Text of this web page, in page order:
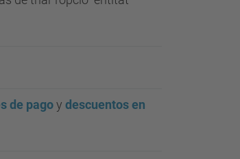
de pagoy descuentos en